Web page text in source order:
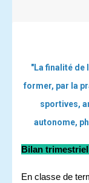
"La finalité de
former, par la
sportives,
autonome,
Bilan
En classe de